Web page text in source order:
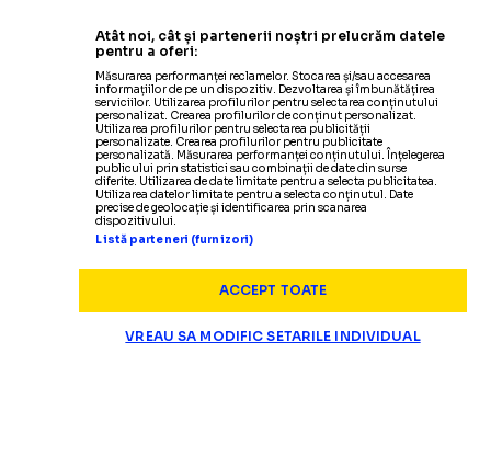
Atât noi, cât și partenerii noștri prelucrăm datele
pentru a oferi:
Măsurarea performanței reclamelor. Stocarea și/sau accesarea
informațiilor de pe un dispozitiv. Dezvoltarea și îmbunătățirea
serviciilor. Utilizarea profilurilor pentru selectarea conținutului
personalizat. Crearea profilurilor de conținut personalizat.
Utilizarea profilurilor pentru selectarea publicității
personalizate. Crearea profilurilor pentru publicitate
personalizată. Măsurarea performanței conținutului. Înțelegerea
publicului prin statistici sau combinații de date din surse
diferite. Utilizarea de date limitate pentru a selecta publicitatea.
Utilizarea datelor limitate pentru a selecta conținutul. Date
precise de geolocație și identificarea prin scanarea
dispozitivului.
Listă parteneri (furnizori)
ACCEPT TOATE
VREAU SA MODIFIC SETARILE INDIVIDUAL